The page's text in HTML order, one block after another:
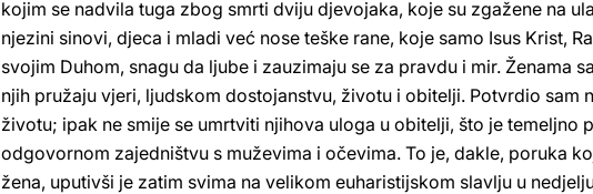
kojim se nadvila tuga zbog smrti dviju djevojaka, koje su zgažene na
njezini sinovi, djeca i mladi već nose teške rane, koje samo Isus Krist,
svojim Duhom, snagu da ljube i zauzimaju se za pravdu i mir. Ženama
njih pružaju vjeri, ljudskom dostojanstvu, životu i obitelji. Potvrdio sam
životu; ipak ne smije se umrtviti njihova uloga u obitelji, što je temeljno
odgovornom zajedništvu s muževima i očevima. To je, dakle, poruka
žena, uputivši je zatim svima na velikom euharistijskom slavlju u